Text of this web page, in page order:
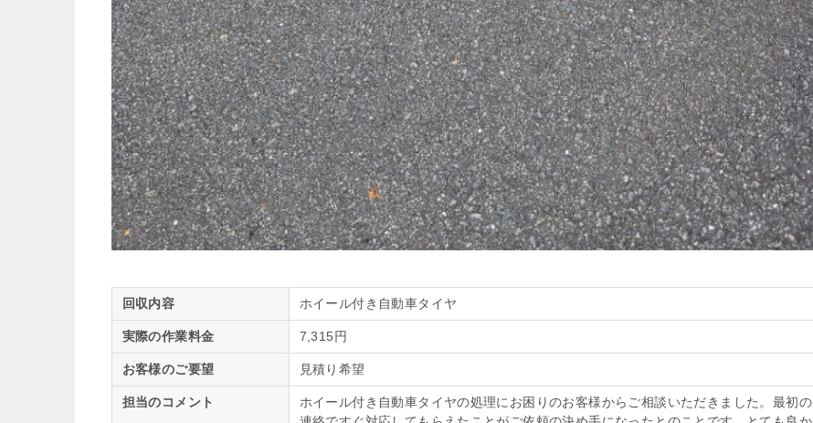
回収内容 ホイール付き自動車タイヤ
実際の作業料金 7,315円
お客様のご要望 見積り希望
担当のコメント
ホイール付き自動車タイヤの処理にお困りのお客様からご相談いただきました。最初の